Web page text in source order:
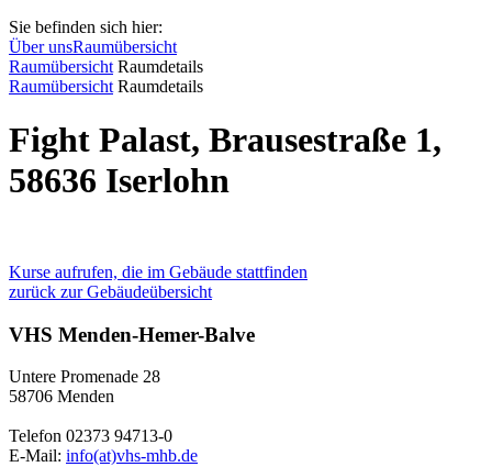
Sie befinden sich hier:
Über unsRaumübersicht
Raumübersicht Raumdetails
Raumübersicht Raumdetails
Fight Palast, Brausestraße 1,
58636 Iserlohn
Kurse aufrufen, die im Gebäude stattfinden
zurück zur Gebäudeübersicht
VHS Menden-Hemer-Balve
Untere Promenade 28
58706 Menden
Telefon 02373 94713-0
E-Mail: info(at)vhs-mhb.de